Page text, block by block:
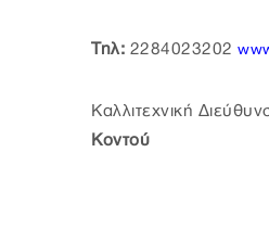
Τηλ: 2284023202
Καλλιτεχνική
Κοντού